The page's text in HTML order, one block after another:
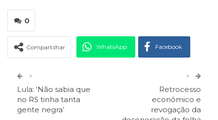
0
Compartilhar WhatsApp Facebook
Pinterest
>
Lula: ‘Não sabia que
no RS tinha tanta
gente negra’
>
Retrocesso
econômico e
revogação da